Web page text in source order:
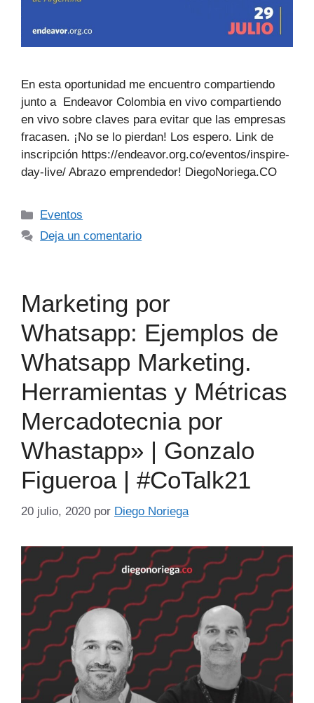
En esta oportunidad me encuentro compartiendo
junto a Endeavor Colombia en vivo compartiendo
en vivo sobre claves para evitar que las empresas
fracasen. ¡No se lo pierdan! Los espero. Link de
inscripción https://endeavor.org.co/eventos/inspire-
day-live/ Abrazo emprendedor! DiegoNoriega.CO
Eventos
Deja un comentario
Marketing por
Whatsapp: Ejemplos de
Whatsapp Marketing.
Herramientas y Métricas
Mercadotecnia por
Whastapp» | Gonzalo
Figueroa | #CoTalk21
20 julio, 2020 por Diego Noriega